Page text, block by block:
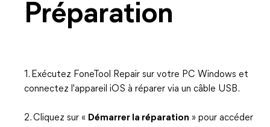
Préparation
1. Exécutez FoneTool Repair sur votre PC Windows et
connectez l'appareil iOS à réparer via un câble USB.
2. Cliquez sur « Démarrer la réparation » pour accéder